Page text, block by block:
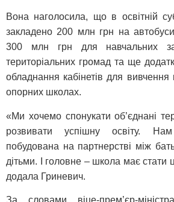
Вона наголосила, що в освітній
закладено 200 млн грн на
300 млн грн для навчальних
територіальних громад та ще
обладнання кабінетів для
опорних школах.
«Ми хочемо спонукати об’єднані
розвивати успішну освіту.
побудована на партнерстві між
дітьми. І головне – школа має
додала Гриневич.